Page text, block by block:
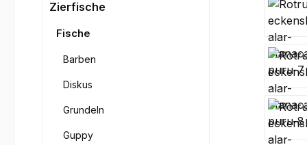
Zierfische
Fische
Barben
Diskus
Grundeln
Guppy